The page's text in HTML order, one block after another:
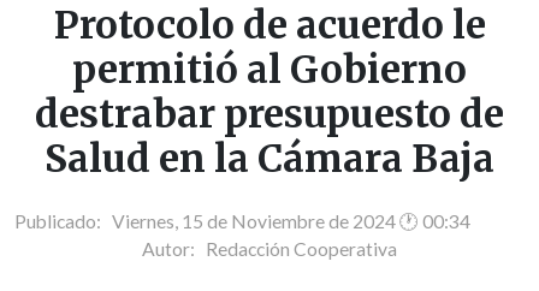
Protocolo de acuerdo le
permitió al Gobierno
destrabar presupuesto de
Salud en la Cámara Baja
Publicado: Viernes, 15 de Noviembre de 2024 🕐 00:34
Autor: Redacción Cooperativa